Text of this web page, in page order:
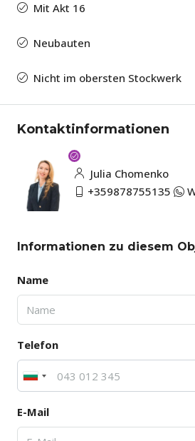
Mit Akt 16
Neubauten
Nicht im obersten Stockwerk
Kontaktinformationen
Julia Chomenko
+359878755135
Informationen zu diesem
Name
Telefon
E-Mail